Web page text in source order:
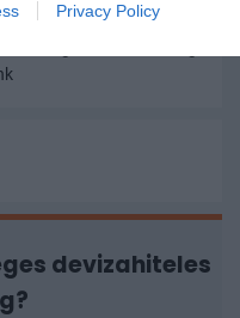
Privacy Policy
Group
devizahiteles